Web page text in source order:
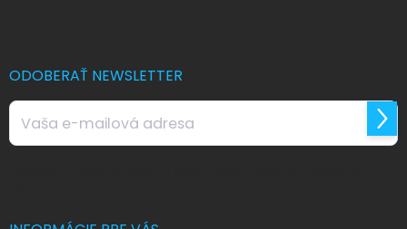
ODOBERAŤ NEWSLETTER
sa